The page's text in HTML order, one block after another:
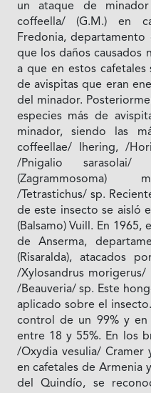
un ataque de
coffeella/ (G.M.) en
Fredonia,
que los daños causados
a que en estos
de avispitas que eran
del minador.
especies más de
minador, siendo las
coffeellae/ Ihering, /
/Pnigalio sarasolai/
(Zagrammosoma)
/Tetrastichus/ sp.
de este insecto se aisló
(Balsamo) Vuill. En
de Anserma,
(Risaralda), atacados
/Xylosandrus
/Beauveria/ sp. Este
aplicado sobre el
control de un 99% y
entre 18 y 55%. En los
/Oxydia vesulia/ Cramer
en cafetales de Armenia
del Quindío, se